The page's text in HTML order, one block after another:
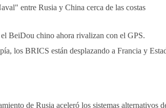
entre Rusia y China cerca de las costas
BeiDou chino ahora rivalizan con el GPS.
los BRICS están desplazando a Francia y
de Rusia aceleró los sistemas alternativos